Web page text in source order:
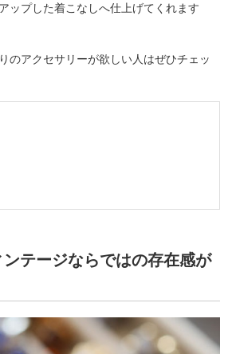
ップした着こなしへ仕上げてくれます
のアクセサリーが欲しい人はぜひチェッ
ンテージならではの存在感が